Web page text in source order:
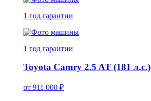
1 год гарантии
1 год гарантии
Toyota Camry 2.5 AT (181 л.с.)
от 911 000 ₽